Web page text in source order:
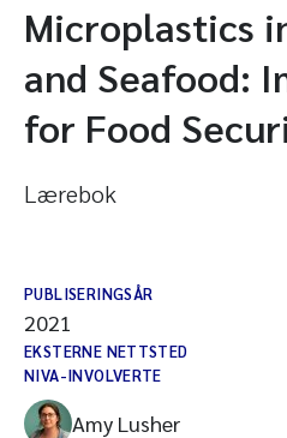
Microplastics
and Seafood:
for Food
Lærebok
PUBLISERINGSÅR
2021
EKSTERNE NETTSTED
NIVA-INVOLVERTE
Amy Lusher